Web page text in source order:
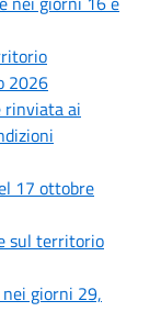
2026
rinviata ai
17 ottobre
sul territorio
giorni 29,